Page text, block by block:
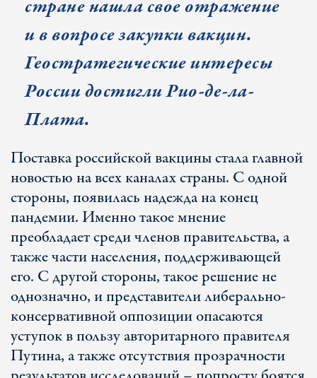
стране нашла свое отражение
и в вопросе закупки вакцин.
Геостратегические интересы
России достигли Рио-де-ла-
Плата.
Поставка российской вакцины стала главной
новостью на всех каналах страны. С одной
стороны, появилась надежда на конец
пандемии. Именно такое мнение
преобладает среди членов правительства, а
также части населения, поддерживающей
его. С другой стороны, такое решение не
однозначно, и представители либерально-
консервативной оппозиции опасаются
уступок в пользу авторитарного правителя
Путина, а также отсутствия прозрачности